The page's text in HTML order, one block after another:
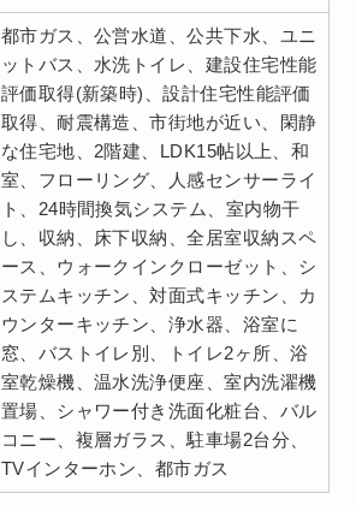
都市ガス、公営水道、公共下水、ユニ
ットバス、水洗トイレ、建設住宅性能
評価取得(新築時)、設計住宅性能評価
取得、耐震構造、市街地が近い、閑静
な住宅地、2階建、LDK15帖以上、和
室、フローリング、人感センサーライ
ト、24時間換気システム、室内物干
し、収納、床下収納、全居室収納スペ
ース、ウォークインクローゼット、シ
ステムキッチン、対面式キッチン、カ
ウンターキッチン、浄水器、浴室に
窓、バストイレ別、トイレ2ヶ所、浴
室乾燥機、温水洗浄便座、室内洗濯機
置場、シャワー付き洗面化粧台、バル
コニー、複層ガラス、駐車場2台分、
TVインターホン、都市ガス